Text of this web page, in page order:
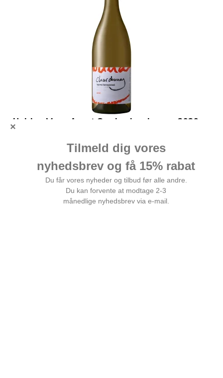
Holden Manz Avant Garde chardonnay 2020
Flot og elegantchardonnay med let fadpræg.
249,00 DKK
Vis produkt